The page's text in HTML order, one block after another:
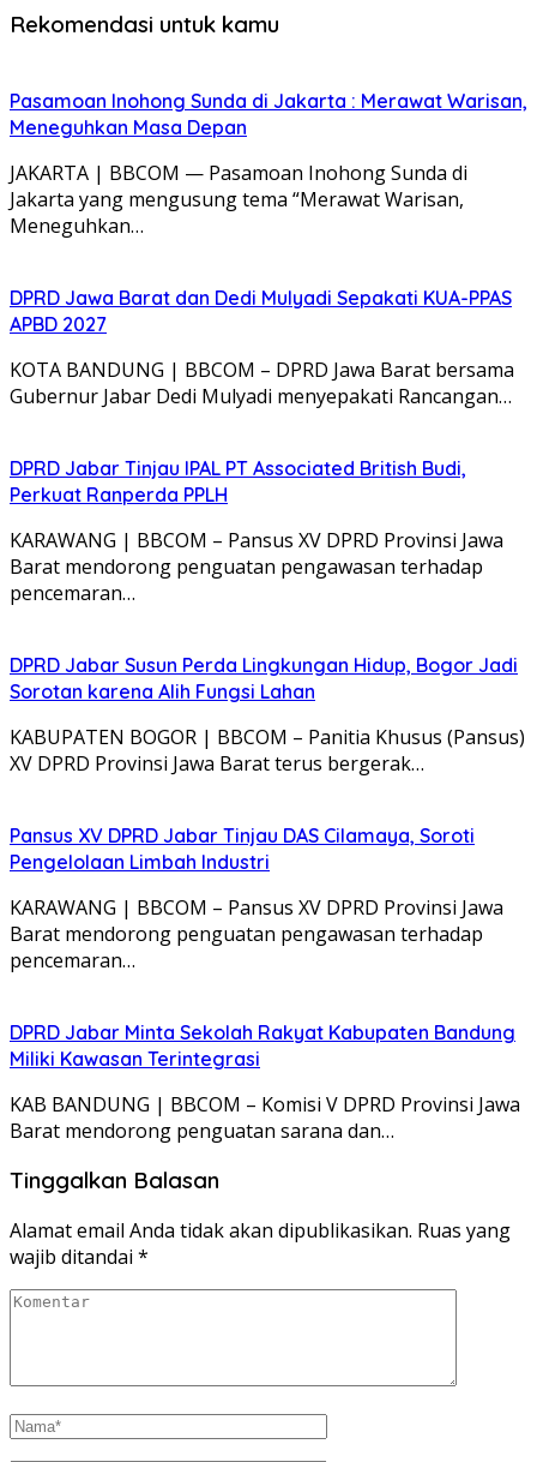
Rekomendasi untuk kamu
Pasamoan Inohong Sunda di Jakarta : Merawat Warisan,
Meneguhkan Masa Depan
JAKARTA | BBCOM — Pasamoan Inohong Sunda di
Jakarta yang mengusung tema “Merawat Warisan,
Meneguhkan…
DPRD Jawa Barat dan Dedi Mulyadi Sepakati KUA-PPAS
APBD 2027
KOTA BANDUNG | BBCOM – DPRD Jawa Barat bersama
Gubernur Jabar Dedi Mulyadi menyepakati Rancangan…
DPRD Jabar Tinjau IPAL PT Associated British Budi,
Perkuat Ranperda PPLH
KARAWANG | BBCOM – Pansus XV DPRD Provinsi Jawa
Barat mendorong penguatan pengawasan terhadap
pencemaran…
DPRD Jabar Susun Perda Lingkungan Hidup, Bogor Jadi
Sorotan karena Alih Fungsi Lahan
KABUPATEN BOGOR | BBCOM – Panitia Khusus (Pansus)
XV DPRD Provinsi Jawa Barat terus bergerak…
Pansus XV DPRD Jabar Tinjau DAS Cilamaya, Soroti
Pengelolaan Limbah Industri
KARAWANG | BBCOM – Pansus XV DPRD Provinsi Jawa
Barat mendorong penguatan pengawasan terhadap
pencemaran…
DPRD Jabar Minta Sekolah Rakyat Kabupaten Bandung
Miliki Kawasan Terintegrasi
KAB BANDUNG | BBCOM – Komisi V DPRD Provinsi Jawa
Barat mendorong penguatan sarana dan…
Tinggalkan Balasan
Alamat email Anda tidak akan dipublikasikan. Ruas yang
wajib ditandai *